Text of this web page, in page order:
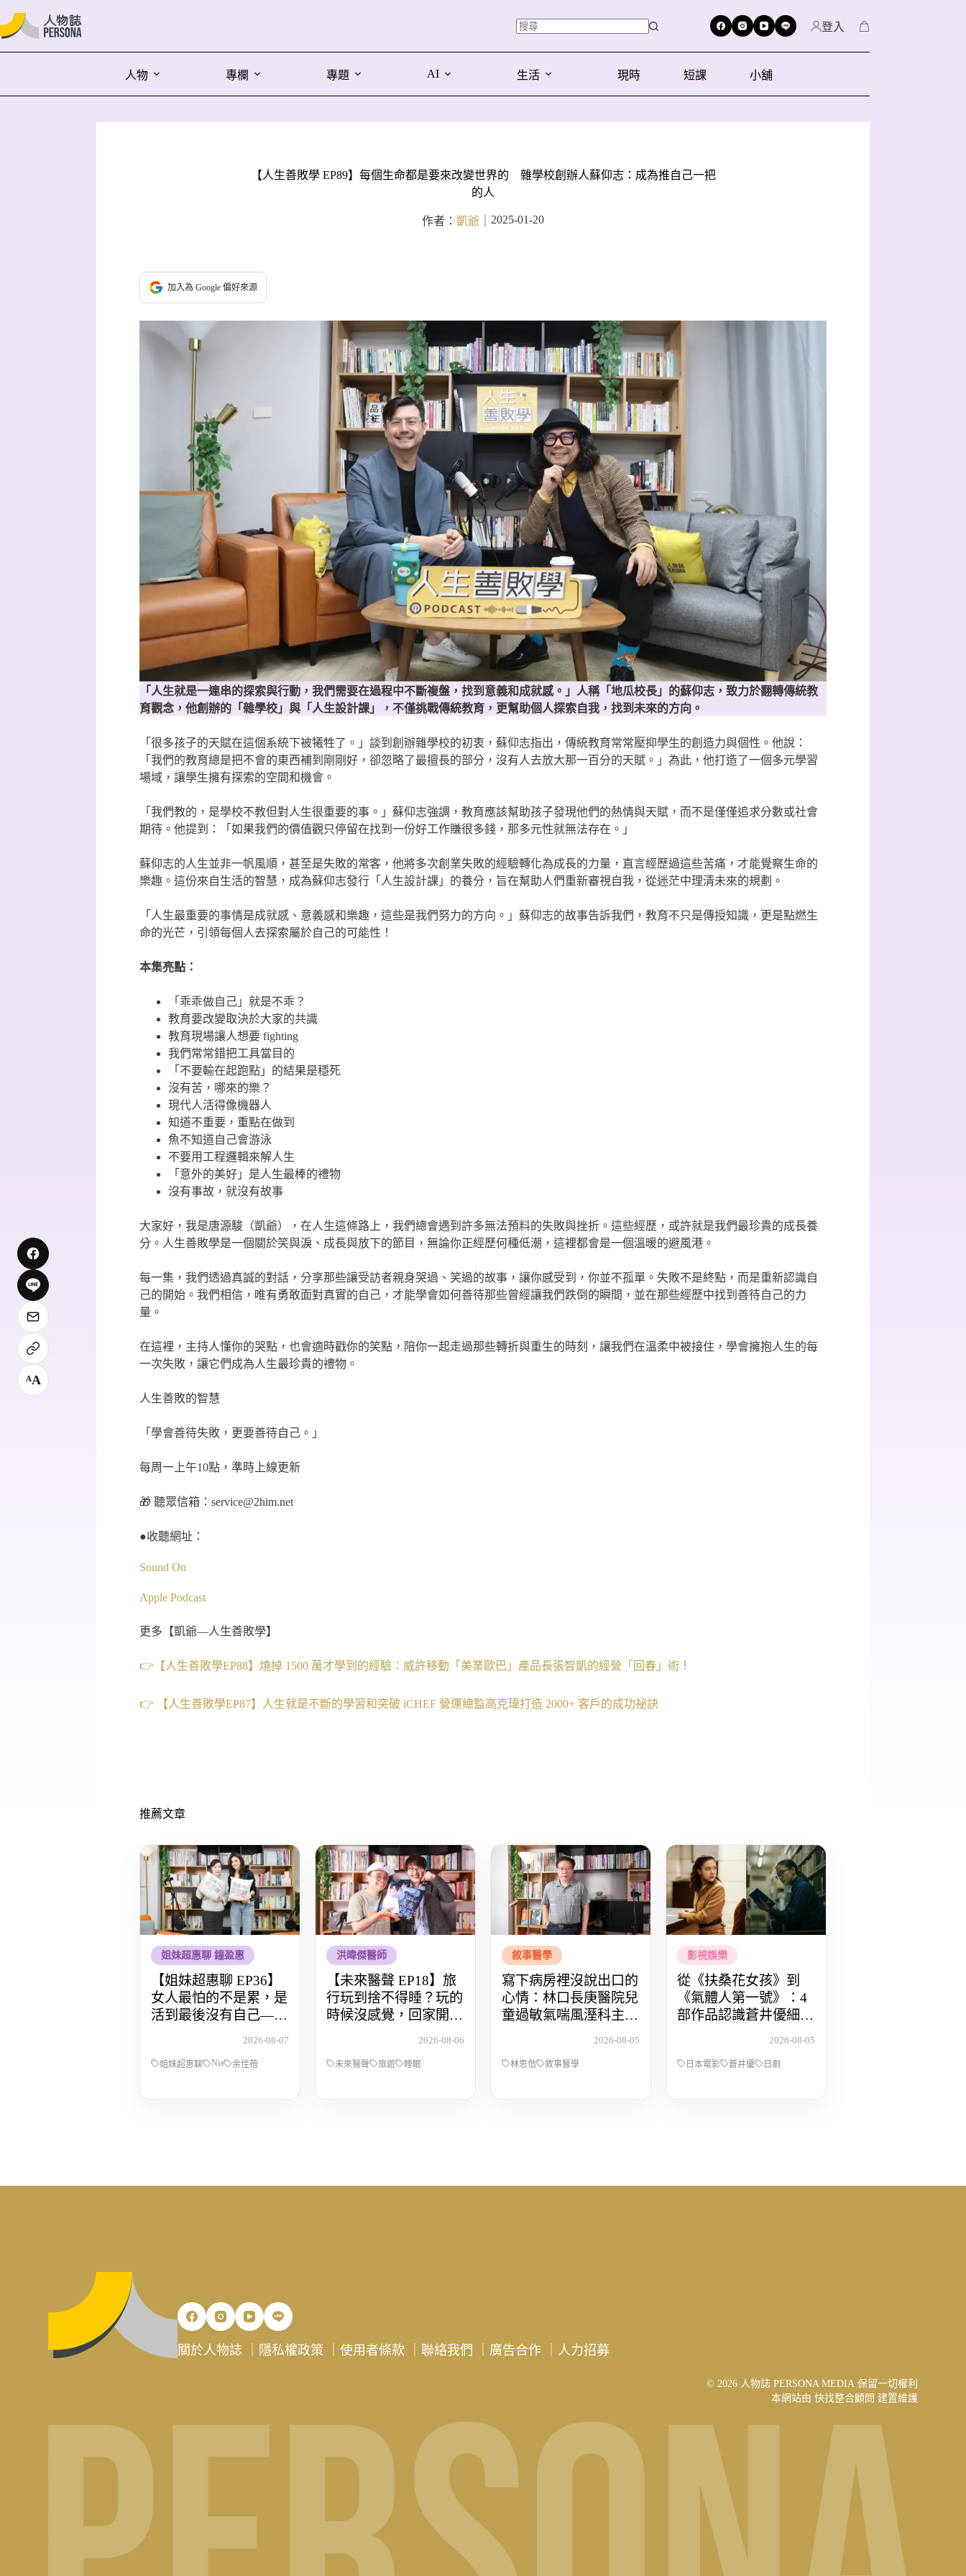
登入
人物 專欄 專題 AI 生活 現時 短課 小舖
【人生善敗學 EP89】每個生命都是要來改變世界的 雜學校創辦人蘇仰志：成為推自己一把
的人
作者： 凱爺 2025-01-20
加入為 Google 偏好來源
「人生就是一連串的探索與行動，我們需要在過程中不斷複盤，找到意義和成就感。」人稱「地瓜校長」的蘇仰志，致力於翻轉傳統教
育觀念，他創辦的「雜學校」與「人生設計課」，不僅挑戰傳統教育，更幫助個人探索自我，找到未來的方向。
「很多孩子的天賦在這個系統下被犧牲了。」談到創辦雜學校的初衷，蘇仰志指出，傳統教育常常壓抑學生的創造力與個性。他說：
「我們的教育總是把不會的東西補到剛剛好，卻忽略了最擅長的部分，沒有人去放大那一百分的天賦。」為此，他打造了一個多元學習
場域，讓學生擁有探索的空間和機會。
「我們教的，是學校不教但對人生很重要的事。」蘇仰志強調，教育應該幫助孩子發現他們的熱情與天賦，而不是僅僅追求分數或社會
期待。他提到：「如果我們的價值觀只停留在找到一份好工作賺很多錢，那多元性就無法存在。」
蘇仰志的人生並非一帆風順，甚至是失敗的常客，他將多次創業失敗的經驗轉化為成長的力量，直言經歷過這些苦痛，才能覺察生命的
樂趣。這份來自生活的智慧，成為蘇仰志發行「人生設計課」的養分，旨在幫助人們重新審視自我，從迷茫中理清未來的規劃。
「人生最重要的事情是成就感、意義感和樂趣，這些是我們努力的方向。」蘇仰志的故事告訴我們，教育不只是傳授知識，更是點燃生
命的光芒，引領每個人去探索屬於自己的可能性！
本集亮點：
「乖乖做自己」就是不乖？
教育要改變取決於大家的共識
教育現場讓人想要 fighting
我們常常錯把工具當目的
「不要輸在起跑點」的結果是穩死
沒有苦，哪來的樂？
現代人活得像機器人
知道不重要，重點在做到
魚不知道自己會游泳
不要用工程邏輯來解人生
「意外的美好」是人生最棒的禮物
沒有事故，就沒有故事
大家好，我是唐源駿（凱爺），在人生這條路上，我們總會遇到許多無法預料的失敗與挫折。這些經歷，或許就是我們最珍貴的成長養
分。人生善敗學是一個關於笑與淚、成長與放下的節目，無論你正經歷何種低潮，這裡都會是一個溫暖的避風港。
每一集，我們透過真誠的對話，分享那些讓受訪者親身哭過、笑過的故事，讓你感受到，你並不孤單。失敗不是終點，而是重新認識自
己的開始。我們相信，唯有勇敢面對真實的自己，才能學會如何善待那些曾經讓我們跌倒的瞬間，並在那些經歷中找到善待自己的力
量。
在這裡，主持人懂你的哭點，也會適時戳你的笑點，陪你一起走過那些轉折與重生的時刻，讓我們在溫柔中被接住，學會擁抱人生的每
一次失敗，讓它們成為人生最珍貴的禮物。
人生善敗的智慧
「學會善待失敗，更要善待自己。」
每周一上午10點，準時上線更新
🎁 聽眾信箱： service@2him.net
●收聽網址：
Sound On
Apple Podcast
更多【凱爺—人生善敗學】
👉【人生善敗學EP88】燒掉 1500 萬才學到的經驗：威許移動「美業歐巴」產品長張智凱的經營「回春」術！
👉 【人生善敗學EP87】人生就是不斷的學習和突破 iCHEF 營運總監高克瑋打造 2000+ 客戶的成功祕訣
推薦文章
姐妹超惠聊 鐘盈惠
【姐妹超惠聊 EP36】
女人最怕的不是累，是
活到最後沒有自己——
找回人生主導權的那段
2026-08-07
姐妹超惠聊 Nia 余佳蓓
洪暐傑醫師
【未來醫聲 EP18】旅
行玩到捨不得睡？玩的
時候沒感覺，回家開始
2026-08-06
未來醫聲 旅遊 睡眠
敘事醫學
寫下病房裡沒說出口的
心情：林口長庚醫院兒
童過敏氣喘風溼科主治
2026-08-05
林思偕 敘事醫學
影視娛樂
從《扶桑花女孩》到
《氣體人第一號》：4
部作品認識蒼井優細膩
2026-08-05
日本電影 蒼井優 日劇
關於人物誌 隱私權政策 ｜使用者條款 ｜聯絡我們 廣告合作 人力招募
© 2026 人物誌 PERSONA MEDIA 保留一切權利
本網站由 快找整合顧問 建置維護
AA